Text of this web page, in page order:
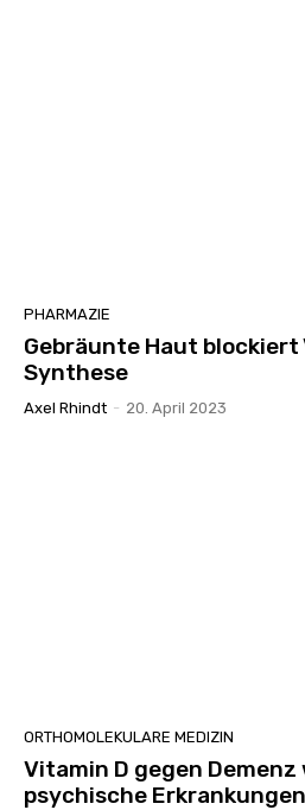
PHARMAZIE
Gebräunte Haut blockiert
Synthese
Axel Rhindt - 20. April 2023
ORTHOMOLEKULARE MEDIZIN
Vitamin D gegen
psychische Erkrankungen